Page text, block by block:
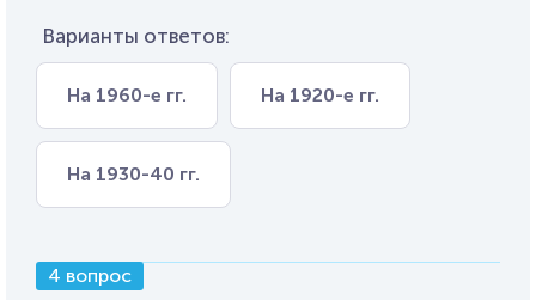
Варианты ответов:
На 1960-е гг. На 1920-е гг.
На 1930-40 гг.
4 вопрос